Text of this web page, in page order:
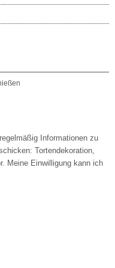
Informationen zu
Tortendekoration,
Meine Einwilligung kann ich